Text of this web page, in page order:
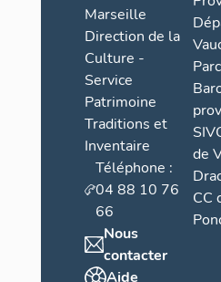
Marseille
Direction de la
Culture -
Service
Patrimoine
Traditions et
Inventaire
Téléphone :
04 88 10 76
66
Nous
contacter
Aide
de
CC